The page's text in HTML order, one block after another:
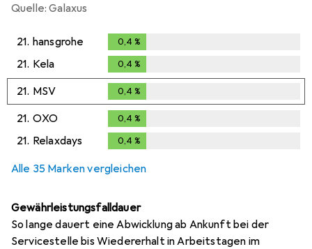
Quelle: Galaxus
21. hansgrohe 0,4 %
21. Kela 0,4 %
21. MSV 0,4 %
21. OXO 0,4 %
21. Relaxdays 0,4 %
Alle 35 Marken vergleichen
Gewährleistungsfalldauer
So lange dauert eine Abwicklung ab Ankunft bei der
Servicestelle bis Wiedererhalt in Arbeitstagen im